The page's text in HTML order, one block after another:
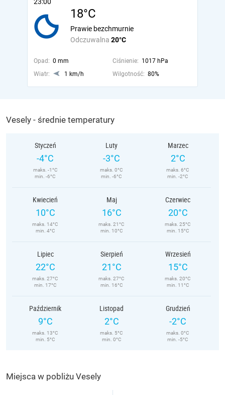
18°C
Odczuwalna 20°C
Prawie bezchmurnie
Opad: 0 mm Ciśnienie: 1017 hPa
Wiatr:
1 km/h Wilgotność: 80%
Vesely - średnie temperatury
Styczeń
-4°C
maks. -1°C
min. -6°C
Luty
-3°C
maks. 0°C
min. -6°C
Marzec
2°C
maks. 6°C
min. -2°C
Kwiecień
10°C
maks. 14°C
min. 4°C
Maj
16°C
maks. 21°C
min. 10°C
Czerwiec
20°C
maks. 25°C
min. 15°C
Lipiec
22°C
maks. 27°C
min. 17°C
Sierpień
21°C
maks. 27°C
min. 16°C
Wrzesień
15°C
maks. 20°C
min. 11°C
Październik
9°C
maks. 13°C
min. 5°C
Listopad
2°C
maks. 5°C
min. 0°C
Grudzień
-2°C
maks. 0°C
min. -5°C
Miejsca w pobliżu Vesely